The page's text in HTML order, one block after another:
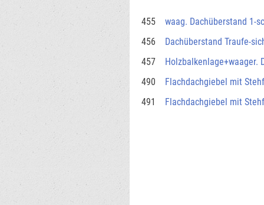
455
waag. Dachüberstand 1-
456
Dachüberstand Traufe-
457
Holzbalkenlage+waager.
490
Flachdachgiebel mit
491
Flachdachgiebel mit